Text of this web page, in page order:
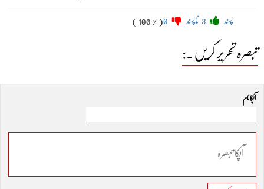
پسند ناپسند ( 100 % )
تبصرہ تحریر کریں۔:
آپکا نام